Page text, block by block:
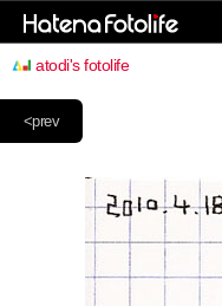
atodi's fotolife
<prev